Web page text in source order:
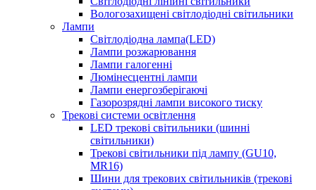
Вологозахищені світлодіодні світильники
Лампи
Світлодіодна лампа(LED)
Лампи розжарювання
Лампи галогенні
Люмінесцентні лампи
Лампи енергозберігаючі
Газорозрядні лампи високого тиску
Трекові системи освітлення
LED трекові світильники (шинні
світильники)
Трекові світильники під лампу (GU10,
MR16)
Шини для трекових світильників (трекові